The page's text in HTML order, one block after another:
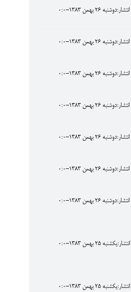
انتشار:دوشنبه 26 بهمن 1383-0:0
انتشار:دوشنبه 26 بهمن 1383-0:0
انتشار:دوشنبه 26 بهمن 1383-0:0
انتشار:دوشنبه 26 بهمن 1383-0:0
انتشار:دوشنبه 26 بهمن 1383-0:0
انتشار:دوشنبه 26 بهمن 1383-0:0
انتشار:دوشنبه 26 بهمن 1383-0:0
انتشار:يکشنبه 25 بهمن 1383-0:0
انتشار:يکشنبه 25 بهمن 1383-0:0